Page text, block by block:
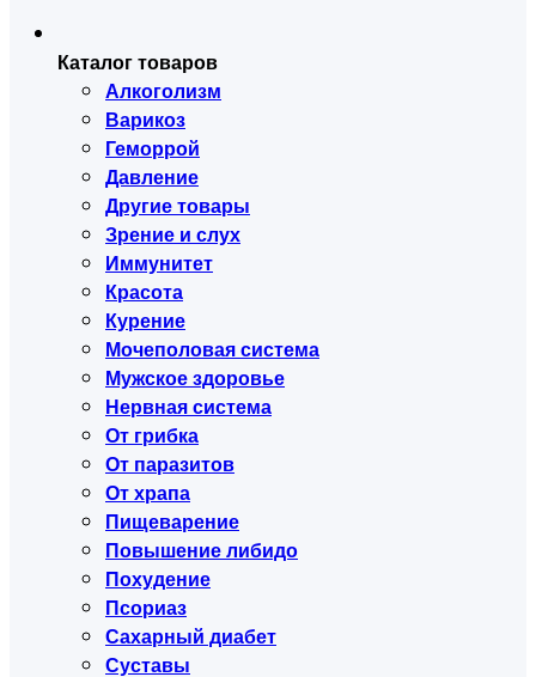
Каталог товаров
Алкоголизм
Варикоз
Геморрой
Давление
Другие товары
Зрение и слух
Иммунитет
Красота
Курение
Мочеполовая система
Мужское здоровье
Нервная система
От грибка
От паразитов
От храпа
Пищеварение
Повышение либидо
Похудение
Псориаз
Сахарный диабет
Суставы